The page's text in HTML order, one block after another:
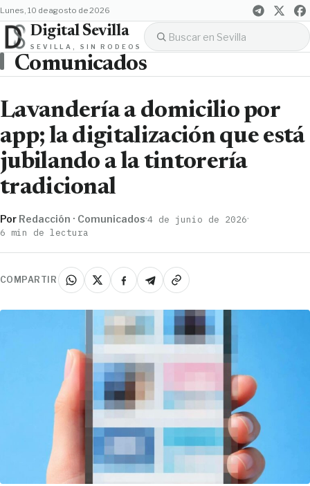
lunes, 10 de agosto de 2026
Digital Sevilla
SEVILLA, SIN RODEOS
Comunicados
Lavandería a domicilio por
app; la digitalización que está
jubilando a la tintorería
tradicional
Por Redacción · Comunicados·4 de junio de 2026·
6 min de lectura
COMPARTIR